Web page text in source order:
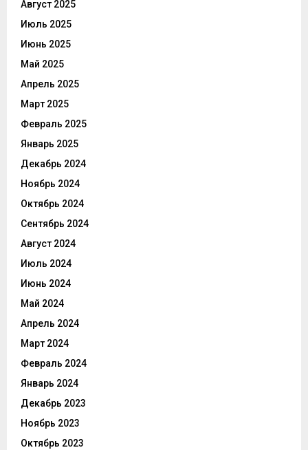
Август 2025
Июль 2025
Июнь 2025
Май 2025
Апрель 2025
Март 2025
Февраль 2025
Январь 2025
Декабрь 2024
Ноябрь 2024
Октябрь 2024
Сентябрь 2024
Август 2024
Июль 2024
Июнь 2024
Май 2024
Апрель 2024
Март 2024
Февраль 2024
Январь 2024
Декабрь 2023
Ноябрь 2023
Октябрь 2023